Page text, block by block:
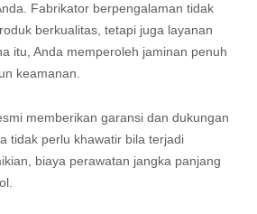
Fabrikator berpengalaman tidak
berkualitas, tetapi juga layanan
itu, Anda memperoleh jaminan penuh
keamanan.
memberikan garansi dan dukungan
tidak perlu khawatir bila terjadi
biaya perawatan jangka panjang